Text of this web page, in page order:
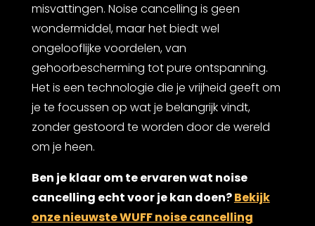
misvattingen. Noise cancelling is geen
wondermiddel, maar het biedt wel
ongelooflijke voordelen, van
gehoorbescherming tot pure ontspanning.
Het is een technologie die je vrijheid geeft om
je te focussen op wat je belangrijk vindt,
zonder gestoord te worden door de wereld
om je heen.
Ben je klaar om te ervaren wat noise
cancelling echt voor je kan doen?Bekijk
onze nieuwste WUFF noise cancelling